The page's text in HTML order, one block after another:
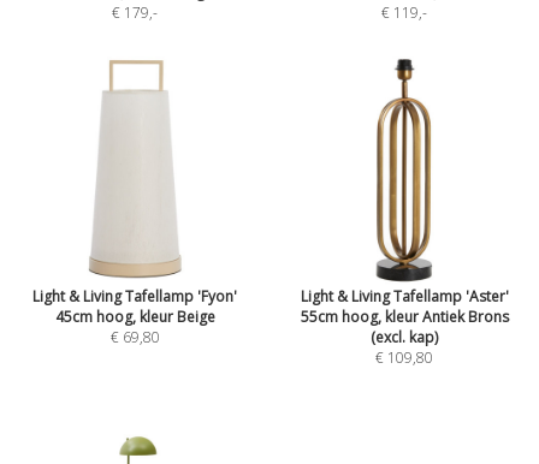
€ 179,-
€ 119,-
Light & Living Tafellamp 'Fyon'
45cm hoog, kleur Beige
€ 69,80
Light & Living Tafellamp 'Aster'
55cm hoog, kleur Antiek Brons
(excl. kap)
€ 109,80